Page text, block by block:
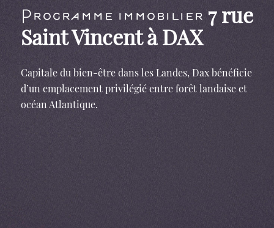
Programme immobilier 7 rue
Saint Vincent à DAX
Capitale du bien-être dans les Landes, Dax bénéficie
d’un emplacement privilégié entre forêt landaise et
océan Atlantique.